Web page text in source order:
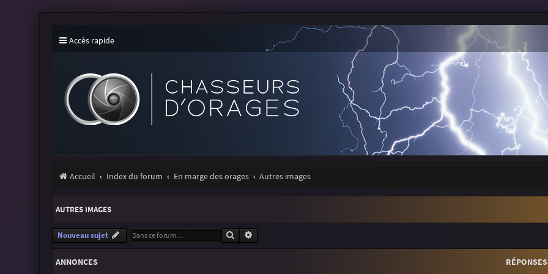
Accès rapide
Accueil Index du forum En marge des orages Autres images
AUTRES IMAGES
Nouveau sujet Rechercher
ANNONCES RÉPONSES